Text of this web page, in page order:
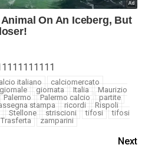
italiano
calciomercato
giornale giornata Italia
Maurizio
Palermo Palermo calcio
partite
stampa ricordi
Rispoli
Stellone striscioni tifosi
tifosi
Trasferta zamparini
Next